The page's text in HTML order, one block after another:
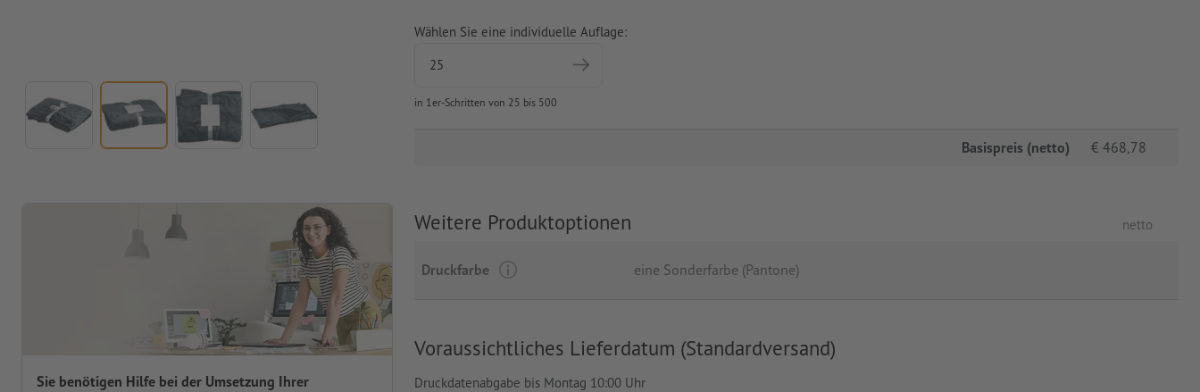
Sie benötigen Hilfe bei der Umsetzung Ihrer
Wählen Sie eine individuelle Auflage:
in 1er-Schritten von 25 bis 500
Basispreis (netto) € 468,78
Weitere Produktoptionen netto
Druckfarbe eine Sonderfarbe (Pantone)
Voraussichtliches Lieferdatum (Standardversand)
Druckdatenabgabe bis Montag 10:00 Uhr